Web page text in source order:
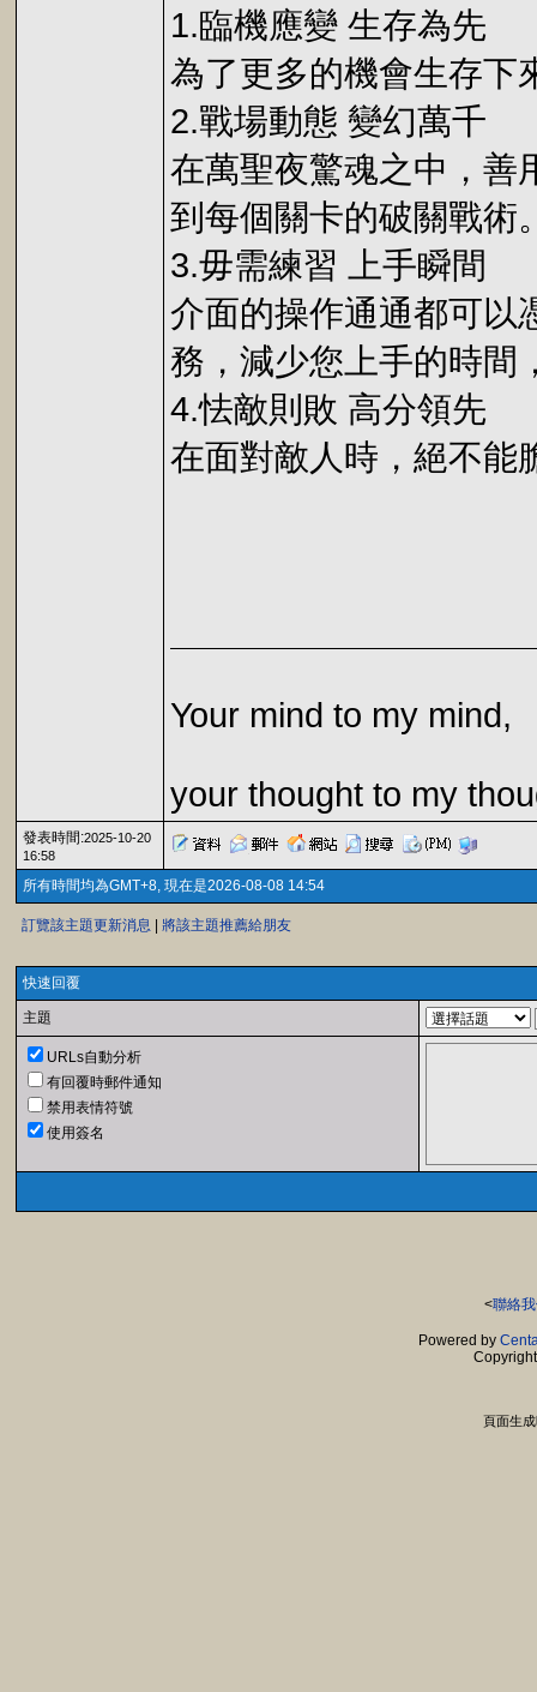
1.臨機應變 生存為先
為了更多的機會生存下
2.戰場動態 變幻萬千
在萬聖夜驚魂之中，善
到每個關卡的破關戰術
3.毋需練習 上手瞬間
介面的操作通通都可以
務，減少您上手的時間
4.怯敵則敗 高分領先
在面對敵人時，絕不能
Your mind to my mind,
your thought to my
發表時間:2025-10-20
16:58
所有時間均為GMT+8, 現在是2026-08-08 14:54
訂覽該主題更新消息 將該主題推薦給朋友
快速回覆
主題
URLs自動分析
有回覆時郵件通知
禁用表情符號
使用簽名
<聯絡
Powered by
頁面生